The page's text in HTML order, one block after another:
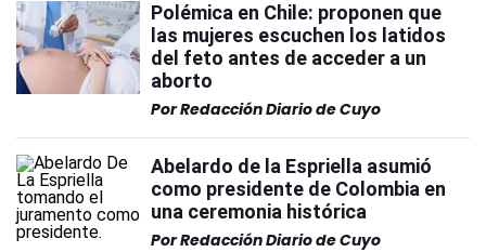
Polémica en Chile: proponen que
las mujeres escuchen los latidos
del feto antes de acceder a un
aborto
PorRedacción Diario de Cuyo
Abelardo de la Espriella asumió
como presidente de Colombia en
una ceremonia histórica
PorRedacción Diario de Cuyo